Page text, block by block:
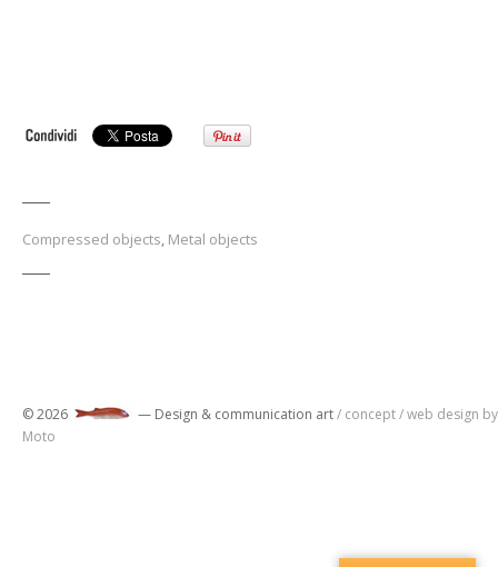
Compressed objects, Metal objects
© 2026 — Design & communication art/ concept / web design by
Moto